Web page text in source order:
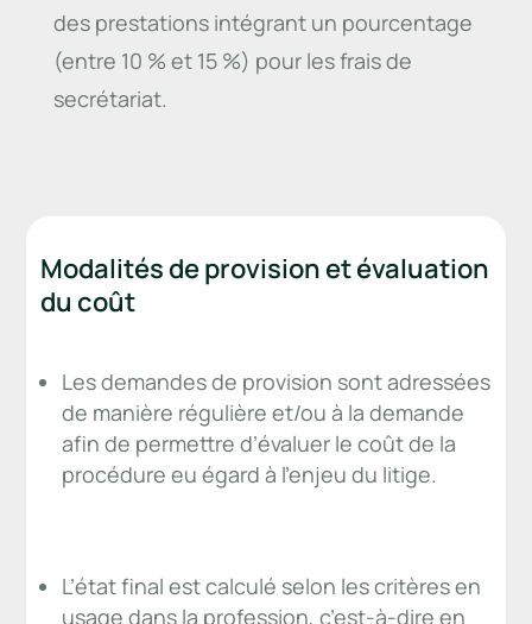
des prestations intégrant un pourcentage
(entre 10 % et 15 %) pour les frais de
secrétariat.
Modalités de provision et évaluation
du coût
Les demandes de provision sont adressées
de manière régulière et/ou à la demande
afin de permettre d’évaluer le coût de la
procédure eu égard à l’enjeu du litige.
L’état final est calculé selon les critères en
usage dans la profession, c’est-à-dire en